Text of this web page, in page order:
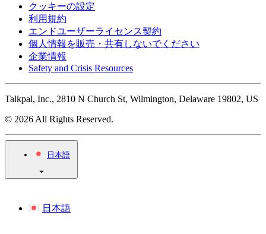
クッキーの設定
利用規約
エンドユーザーライセンス契約
個人情報を販売・共有しないでください
企業情報
Safety and Crisis Resources
Talkpal, Inc., 2810 N Church St, Wilmington, Delaware 19802, US
© 2026 All Rights Reserved.
日本語
日本語